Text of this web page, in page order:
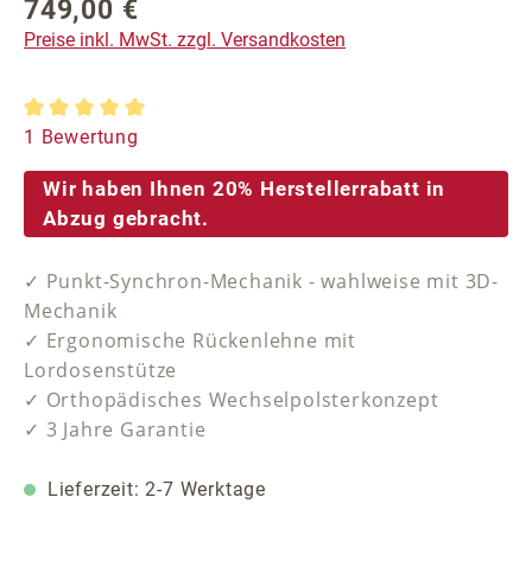
Regulärer Preis:
749,00 €
Preise inkl. MwSt. zzgl. Versandkosten
Durchschnittliche Bewertung von 5 von 5 Sternen
1 Bewertung
Wir haben Ihnen 20% Herstellerrabatt in
Abzug gebracht.
✓ Punkt-Synchron-Mechanik - wahlweise mit 3D-
Mechanik
✓ Ergonomische Rückenlehne mit
Lordosenstütze
✓ Orthopädisches Wechselpolsterkonzept
✓ 3 Jahre Garantie
Lieferzeit: 2-7 Werktage